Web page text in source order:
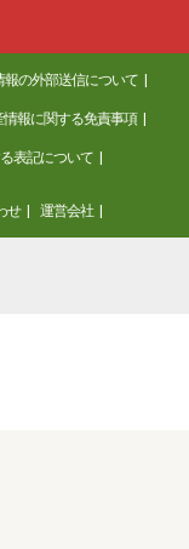
の外部送信について
情報に関する免責事項
表記について
せ 運営会社